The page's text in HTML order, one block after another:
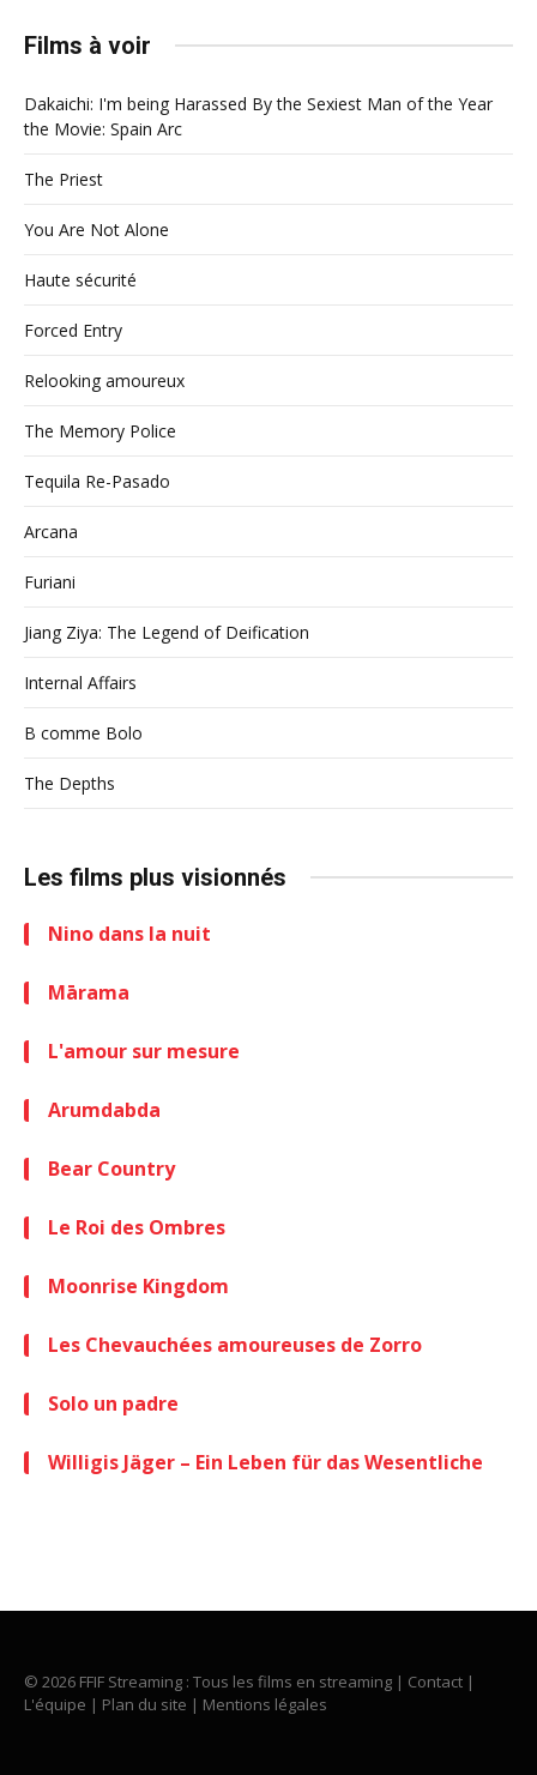
Films à voir
Dakaichi: I'm being Harassed By the Sexiest Man of the Year
the Movie: Spain Arc
The Priest
You Are Not Alone
Haute sécurité
Forced Entry
Relooking amoureux
The Memory Police
Tequila Re-Pasado
Arcana
Furiani
Jiang Ziya: The Legend of Deification
Internal Affairs
B comme Bolo
The Depths
Les films plus visionnés
Nino dans la nuit
Mārama
L'amour sur mesure
Arumdabda
Bear Country
Le Roi des Ombres
Moonrise Kingdom
Les Chevauchées amoureuses de Zorro
Solo un padre
Willigis Jäger – Ein Leben für das Wesentliche
© 2026 FFIF Streaming : Tous les films en streaming | Contact |
L'équipe | Plan du site | Mentions légales